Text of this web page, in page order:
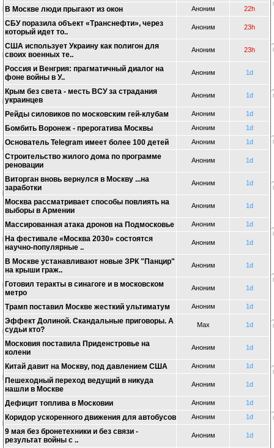
В Москве люди прыгают из окон Аноним 22h
СБУ поразила объект «Транснефти», через
который идет то..
Аноним 23h
США использует Украину как полигон для
своих военных те..
Аноним 23h
Россия и Венгрия: прагматичный диалог на
фоне войны в У..
Аноним 1d
Крым без света - месть ВСУ за страдания
украинцев
Аноним 1d
Рейды силовиков по московским гей-клубам Аноним 1d
Бомбить Воронеж - прерогатива Москвы Аноним 1d
Основатель Telegram имеет более 100 детей Аноним 1d
Строительство жилого дома по программе
реновации
Аноним 1d
Виторган вновь вернулся в Москву ...на
заработки
Аноним 1d
Москва рассматривает способы повлиять на
выборы в Армении
Аноним 1d
Массированная атака дронов на Подмосковье Аноним 1d
На фестивале «Москва 2030» состоятся
научно-популярные ..
Аноним 1d
В Москве устанавливают новые ЗРК "Панцир"
на крыши граж..
Аноним 1d
Готовил теракты в синагоге и в московском
метро
Аноним 1d
Трамп поставил Москве жесткий ультиматум Аноним 1d
Эффект Долиной. Скандальные приговоры. А
судьи кто?
Max 1d
Московия поставила Приденстровье на
колени
Аноним 1d
Китай давит на Москву, под давлением США Аноним 1d
Пешеходный переход ведущий в никуда
нашли в Москве
Аноним 1d
Дефицит топлива в Московии Аноним 1d
Коридор ускоренного движения для автобусов Аноним 1d
9 мая без бронетехники и без связи -
результат войны с ..
Аноним 1d